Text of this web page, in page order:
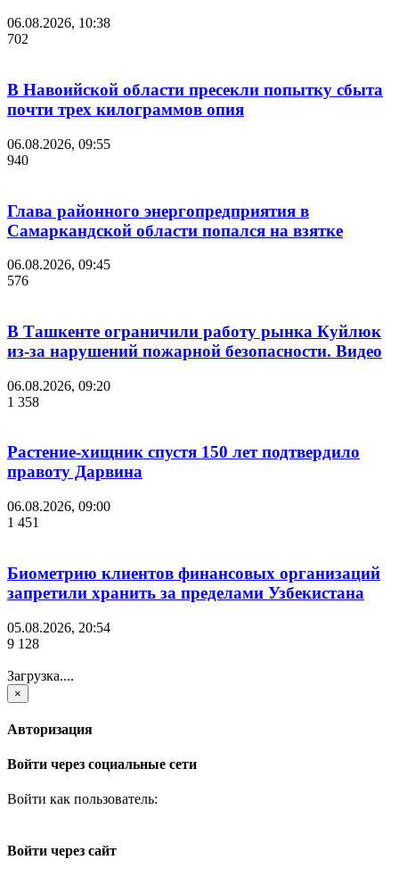
06.08.2026, 10:38
702
В Навоийской области пресекли попытку сбыта
почти трех килограммов опия
06.08.2026, 09:55
940
Глава районного энергопредприятия в
Самаркандской области попался на взятке
06.08.2026, 09:45
576
В Ташкенте ограничили работу рынка Куйлюк
из-за нарушений пожарной безопасности. Видео
06.08.2026, 09:20
1 358
Растение-хищник спустя 150 лет подтвердило
правоту Дарвина
06.08.2026, 09:00
1 451
Биометрию клиентов финансовых организаций
запретили хранить за пределами Узбекистана
05.08.2026, 20:54
9 128
Загрузка....
×
Авторизация
Войти через социальные сети
Войти как пользователь:
Войти через сайт